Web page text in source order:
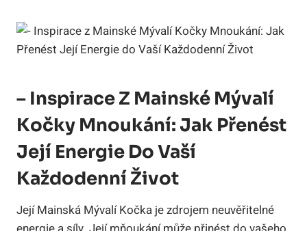
– Inspirace Z Mainské Mývalí
Kočky Mnoukání: Jak Přenést
Její Energie Do Vaší
Každodenní Život
Její Mainská Mývalí Kočka je zdrojem neuvěřitelné